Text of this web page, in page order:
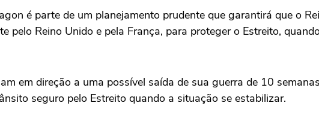
é parte de um planejamento prudente que garantirá ⁠que o
pelo Reino Unido e pela França, para proteger o Estreito,
em direção a uma possível saída de sua ‌guerra de 10
seguro pelo Estreito quando a situação se estabilizar.